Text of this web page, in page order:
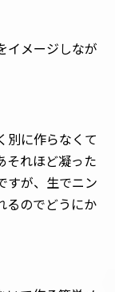
イメージしなが
別に作らなくて
それほど凝った
すが、生でニン
るのでどうにか